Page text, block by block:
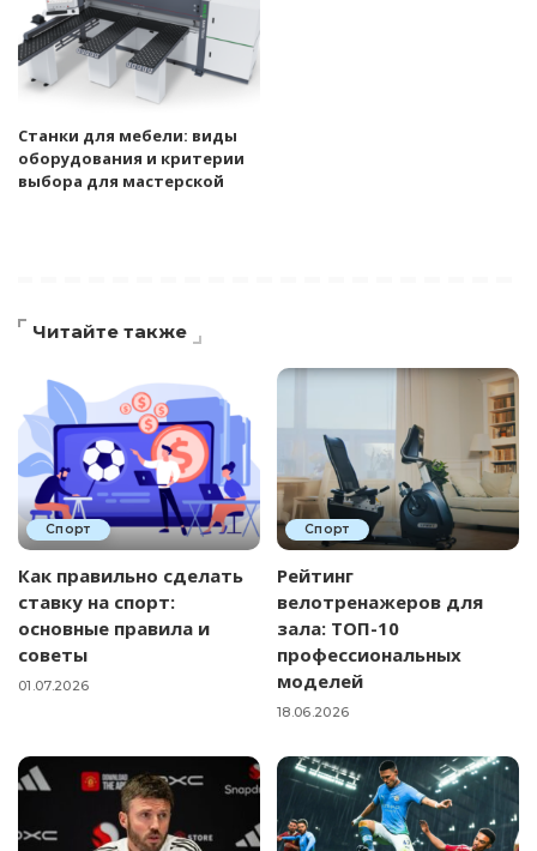
Станки для мебели: виды
оборудования и критерии
выбора для мастерской
Читайте также
Спорт
Как правильно сделать
ставку на спорт:
основные правила и
советы
01.07.2026
Спорт
Рейтинг
велотренажеров для
зала: ТОП-10
профессиональных
моделей
18.06.2026